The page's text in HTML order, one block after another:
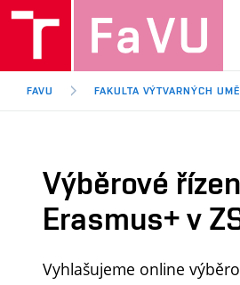
FAVU FAKULTA VÝTVARNÝCH
Výběrové
Erasmus+ v
Vyhlašujeme online